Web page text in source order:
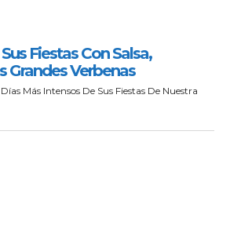
Fiestas Con Salsa,
Grandes Verbenas
Más Intensos De Sus Fiestas De Nuestra